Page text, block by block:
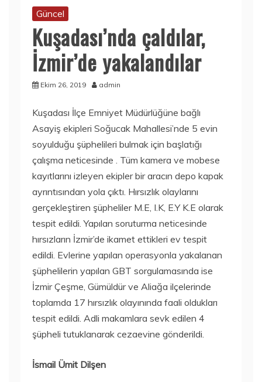
Güncel
Kuşadası’nda çaldılar,
İzmir’de yakalandılar
Ekim 26, 2019 admin
Kuşadası İlçe Emniyet Müdürlüğüne bağlı
Asayiş ekipleri Soğucak Mahallesi’nde 5 evin
soyulduğu şüphelileri bulmak için başlatığı
çalışma neticesinde . Tüm kamera ve mobese
kayıtlarını izleyen ekipler bir aracın depo kapak
ayrıntısından yola çıktı. Hırsızlık olaylarını
gerçekleştiren şüpheliler M.E, I.K, E.Y K.E olarak
tespit edildi. Yapılan soruturma neticesinde
hırsızların İzmir’de ikamet ettikleri ev tespit
edildi. Evlerine yapılan operasyonla yakalanan
şüphelilerin yapılan GBT sorgulamasında ise
İzmir Çeşme, Gümüldür ve Aliağa ilçelerinde
toplamda 17 hırsızlık olayınında faali oldukları
tespit edildi. Adli makamlara sevk edilen 4
şüpheli tutuklanarak cezaevine gönderildi.
İsmail Ümit Dilşen